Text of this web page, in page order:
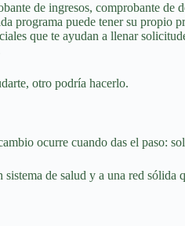
de ingresos, comprobante de
programa puede tener su propio
que te ayudan a llenar
otro podría hacerlo.
ocurre cuando das el paso:
de salud y a una red